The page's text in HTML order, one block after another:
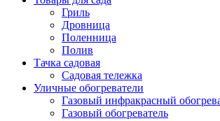
Гриль
Дровница
Поленница
Полив
Тачка садовая
Садовая тележка
Уличные обогреватели
Газовый инфракрасный
Газовый обогреватель